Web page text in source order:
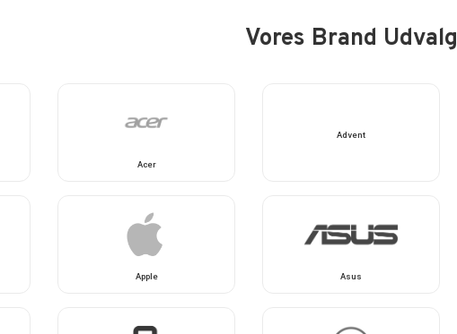
Vores Brand Udvalg
Acer
Advent
Apple Asus